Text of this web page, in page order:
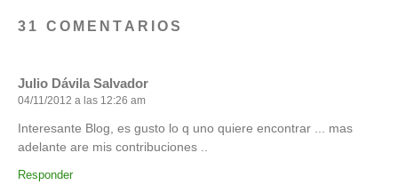
31 COMENTARIOS
Julio Dávila Salvador
04/11/2012 a las 12:26 am
Interesante Blog, es gusto lo q uno quiere encontrar ... mas
adelante are mis contribuciones ..
Responder